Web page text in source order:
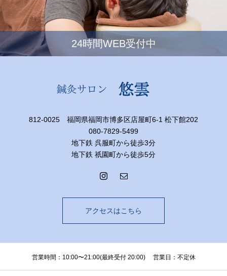
24時間WEB受付中
812-0025 福岡県福岡市博多区店屋町6-1 松下館202
080-7829-5499
地下鉄 呉服町から徒歩3分
地下鉄 祇園町から徒歩5分
アクセスはこちら
営業時間：10:00〜21:00(最終受付 20:00) 営業日：不定休